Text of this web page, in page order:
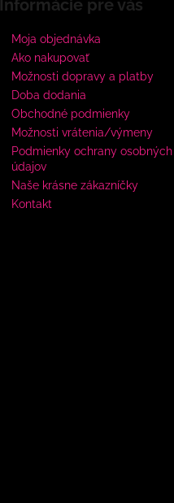
Informácie pre vás
Moja objednávka
Ako nakupovať
Možnosti dopravy a platby
Doba dodania
Obchodné podmienky
Možnosti vrátenia/výmeny
Podmienky ochrany osobných
údajov
Naše krásne zákazníčky
Kontakt